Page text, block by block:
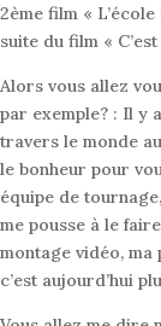
2ème film «
suite du film «
Alors vous allez
par exemple? : Il y
travers le monde
le bonheur pour
équipe de
me pousse à le
montage vidéo, ma
c’est aujourd’hui